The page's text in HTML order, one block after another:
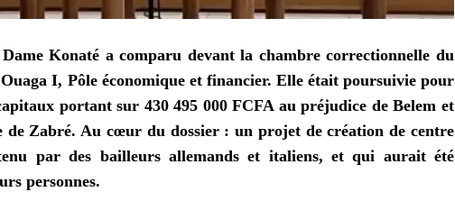
Konaté a comparu devant la chambre correctionnelle du
I, Pôle économique et financier. Elle était poursuivie pour
portant sur 430 495 000 FCFA au préjudice de Belem et
de Zabré. Au cœur du dossier : un projet de création de centre
par des bailleurs allemands et italiens, et qui aurait été
personnes.